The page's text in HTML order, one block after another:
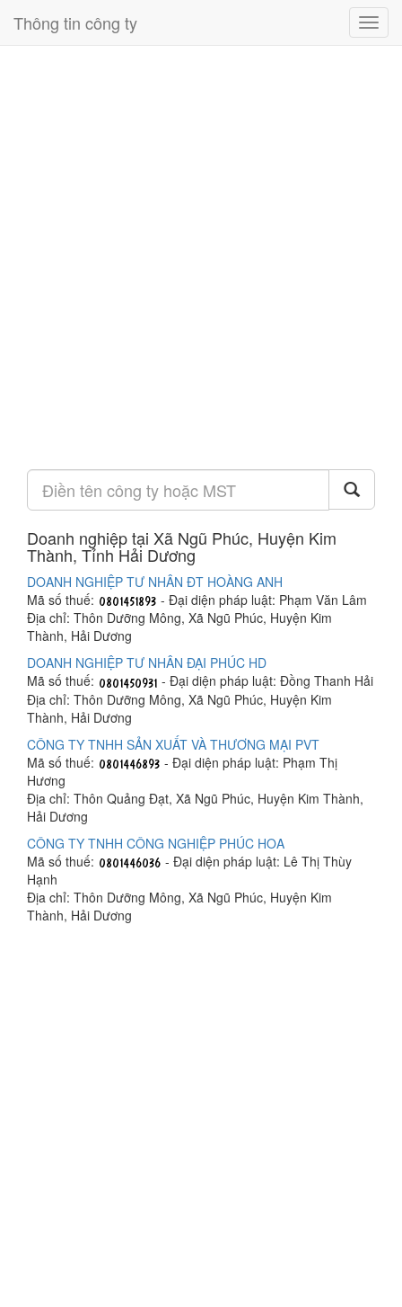
Thông tin công ty
Doanh nghiệp tại Xã Ngũ Phúc, Huyện Kim
Thành, Tỉnh Hải Dương
DOANH NGHIỆP TƯ NHÂN ĐT HOÀNG ANH
Mã số thuế:
- Đại diện pháp luật: Phạm Văn Lâm
Địa chỉ: Thôn Dưỡng Mông, Xã Ngũ Phúc, Huyện Kim
Thành, Hải Dương
DOANH NGHIỆP TƯ NHÂN ĐẠI PHÚC HD
Mã số thuế:
- Đại diện pháp luật: Đồng Thanh Hải
Địa chỉ: Thôn Dưỡng Mông, Xã Ngũ Phúc, Huyện Kim
Thành, Hải Dương
CÔNG TY TNHH SẢN XUẤT VÀ THƯƠNG MẠI PVT
Mã số thuế:
- Đại diện pháp luật: Phạm Thị
Hương
Địa chỉ: Thôn Quảng Đạt, Xã Ngũ Phúc, Huyện Kim Thành,
Hải Dương
CÔNG TY TNHH CÔNG NGHIỆP PHÚC HOA
Mã số thuế:
- Đại diện pháp luật: Lê Thị Thùy
Hạnh
Địa chỉ: Thôn Dưỡng Mông, Xã Ngũ Phúc, Huyện Kim
Thành, Hải Dương